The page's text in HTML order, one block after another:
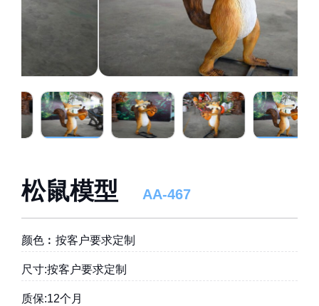
松鼠模型 AA-467
颜色︰按客户要求定制
尺寸:按客户要求定制
质保:12个月